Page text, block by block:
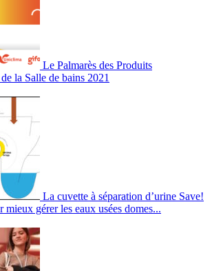
Le Palmarès des Produits
la Salle de bains 2021
La cuvette à séparation d’urine Save!
mieux gérer les eaux usées domes...